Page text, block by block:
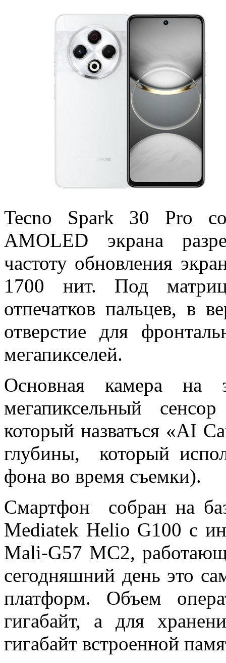
Tecno Spark 30 Pro
AMOLED экрана
частоту обновления
1700 нит. Под
отпечатков пальцев, в
отверстие для
мегапикселей.
Основная камера на
мегапиксельный
который назваться «AI
глубины, который
фона во время съемки).
Смартфон собран на
Mediatek Helio G100 с
Mali-G57 MC2,
сегодняшний день это
платформ. Объем
гигабайт, а для
гигабайт встроенной